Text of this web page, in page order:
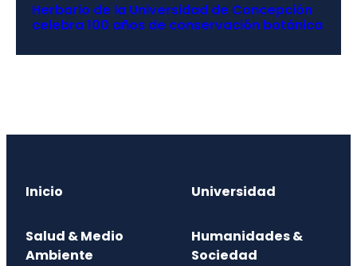
Herbario de la Universidad de Concepción
celebra 100 años de conservación botánica
Inicio Universidad
Salud & Medio
Ambiente
Humanidades &
Sociedad